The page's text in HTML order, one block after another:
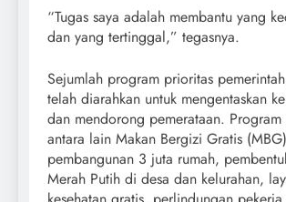
“Tugas saya adalah membantu yang
dan yang tertinggal,” tegasnya.
Sejumlah program prioritas
telah diarahkan untuk mengentaskan
dan mendorong pemerataan. Program
antara lain Makan Bergizi Gratis
pembangunan 3 juta rumah,
Merah Putih di desa dan kelurahan,